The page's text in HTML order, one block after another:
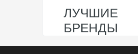
ЛУЧШИЕ
БРЕНДЫ